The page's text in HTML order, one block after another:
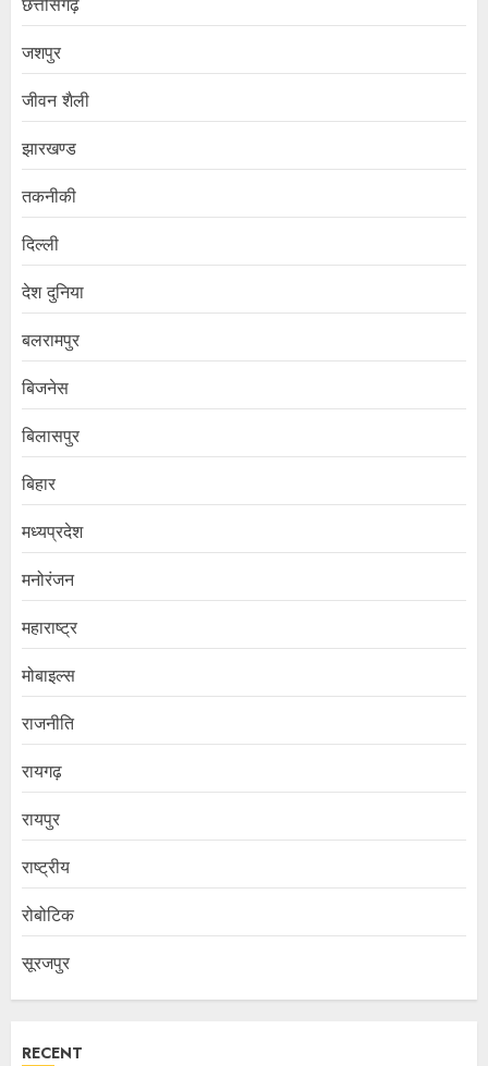
छत्तीसगढ़
जशपुर
जीवन शैली
झारखण्ड
तकनीकी
दिल्ली
देश दुनिया
बलरामपुर
बिजनेस
बिलासपुर
बिहार
मध्यप्रदेश
मनोरंजन
महाराष्ट्र
मोबाइल्स
राजनीति
रायगढ़
रायपुर
राष्ट्रीय
रोबोटिक
सूरजपुर
RECENT